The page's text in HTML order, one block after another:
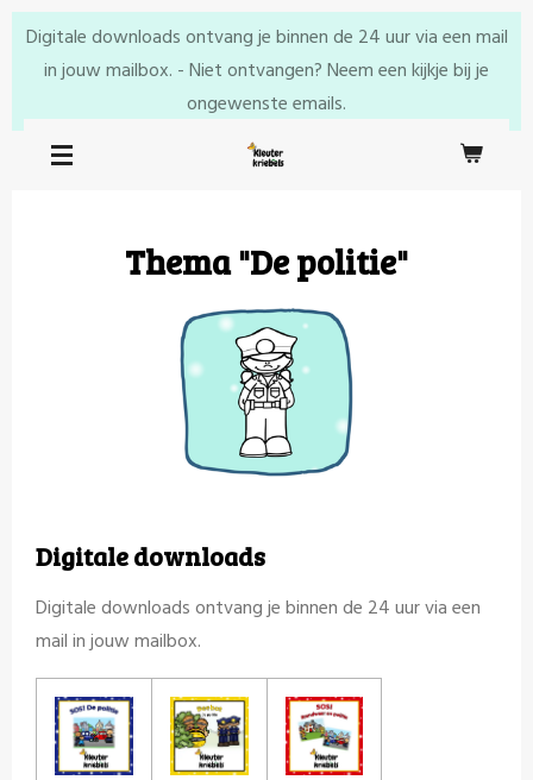
Ga
direct
de
hoofdinhoud
Digitale downloads ontvang je binnen de 24 uur via een mail
in jouw mailbox. - Niet ontvangen? Neem een kijkje bij je
ongewenste emails.
Thema "De politie"
Digitale downloads
Digitale downloads ontvang je binnen de 24 uur via een
mail in jouw mailbox.